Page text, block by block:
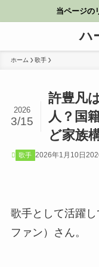
当ページの
ハ
ホーム 歌手
許豊凡
人？国
ど家族
2026
3/15
歌手 2026年1月10日
歌手として活躍
ファン）さん。